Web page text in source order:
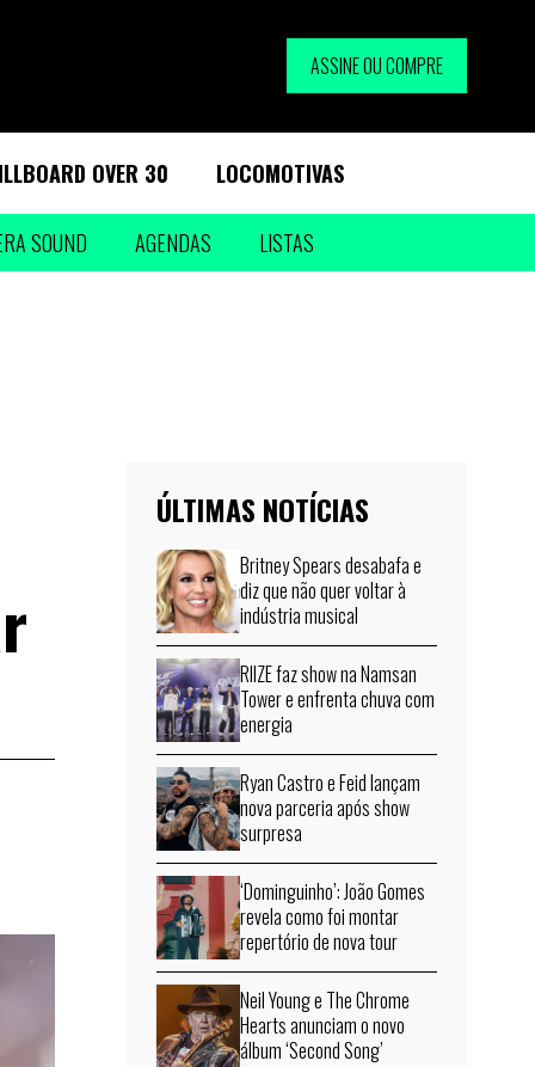
ASSINE OU COMPRE
OVER 30 LOCOMOTIVAS
SOUND AGENDAS LISTAS
ÚLTIMAS NOTÍCIAS
Britney Spears desabafa e
diz que não quer voltar à
indústria musical
RIIZE faz show na Namsan
Tower e enfrenta chuva com
energia
Ryan Castro e Feid lançam
nova parceria após show
surpresa
‘Dominguinho’: João Gomes
revela como foi montar
repertório de nova tour
Neil Young e The Chrome
Hearts anunciam o novo
álbum ‘Second Song’